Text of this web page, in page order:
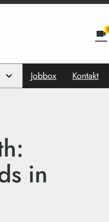
videocam1
Jobbox Kontakt
in